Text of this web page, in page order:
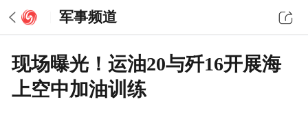
军事频道
现场曝光！运油20与歼16开展海
上空中加油训练